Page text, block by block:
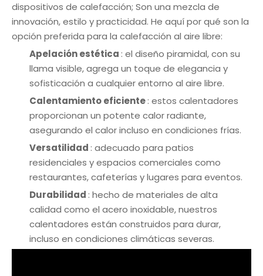
dispositivos de calefacción; Son una mezcla de
innovación, estilo y practicidad. He aquí por qué son la
opción preferida para la calefacción al aire libre:
Apelación estética : el diseño piramidal, con su
llama visible, agrega un toque de elegancia y
sofisticación a cualquier entorno al aire libre.
Calentamiento eficiente: estos calentadores
proporcionan un potente calor radiante,
asegurando el calor incluso en condiciones frías.
Versatilidad : adecuado para patios
residenciales y espacios comerciales como
restaurantes, cafeterías y lugares para eventos.
Durabilidad : hecho de materiales de alta
calidad como el acero inoxidable, nuestros
calentadores están construidos para durar,
incluso en condiciones climáticas severas.